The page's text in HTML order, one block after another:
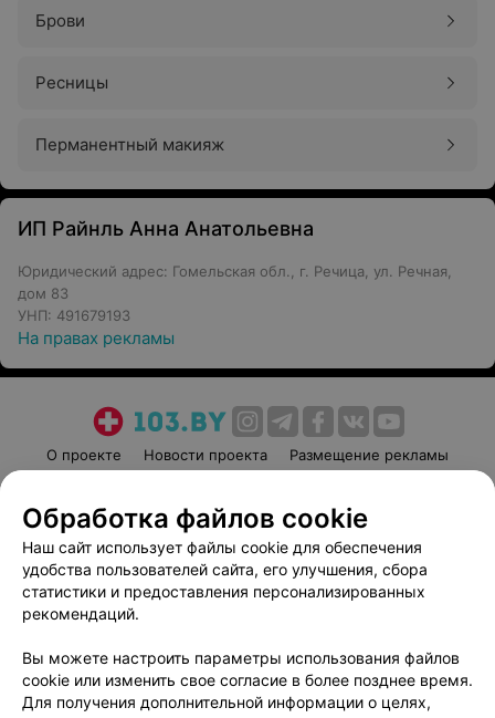
Брови
Ресницы
Перманентный макияж
ИП Райнль Анна Анатольевна
Юридический адрес: Гомельская обл., г. Речица, ул. Речная,
дом 83
УНП: 491679193
На правах рекламы
О проекте Новости проекта
Размещение рекламы
Пользовательское соглашение
Способы оплаты
Вакансии
Партнеры
Написать руководителю 103.by
Обработка персональных данных
Обработка файлов cookie
Наш сайт использует файлы cookie для обеспечения
удобства пользователей сайта, его улучшения, сбора
статистики и предоставления персонализированных
рекомендаций.
Вы можете настроить параметры использования файлов
cookie или изменить свое согласие в более позднее время.
Для получения дополнительной информации о целях,